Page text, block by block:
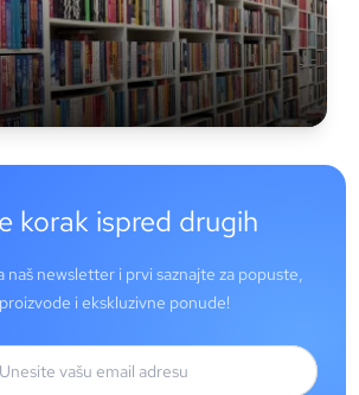
korak ispred drugih
naš newsletter i prvi saznajte za popuste,
i ekskluzivne ponude!